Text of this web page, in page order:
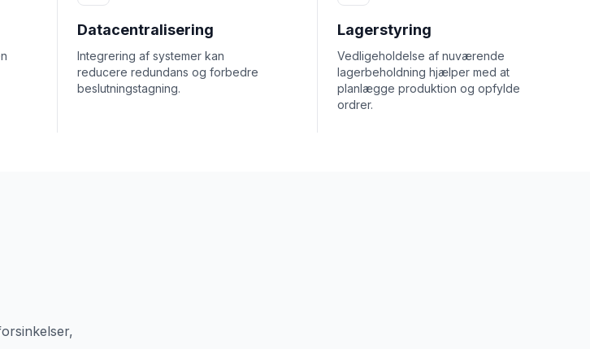
Datacentralisering
Integrering af systemer kan
reducere redundans og forbedre
beslutningstagning.
Lagerstyring
Vedligeholdelse af nuværende
lagerbeholdning hjælper med at
planlægge produktion og opfylde
ordrer.